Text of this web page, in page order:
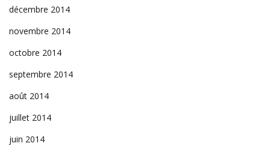
décembre 2014
novembre 2014
octobre 2014
septembre 2014
août 2014
juillet 2014
juin 2014